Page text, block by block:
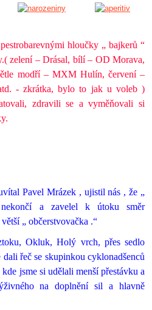
hloučky „ bajkerů “
zelení – Drásal, bílí – OD Morava,
modří – MXM Hulín, červení –
- zkrátka, bylo to jak u voleb )
zdravili se a vyměňovali si
Pavel Mrázek , ujistil nás , že „
a zavelel k útoku směr
„ občerstvovačka .“
Okluk, Holý vrch, přes sedlo
řeč se skupinkou cyklonadšenců
jsme si udělali menší přestávku a
na doplnění sil a hlavně
tekutin.